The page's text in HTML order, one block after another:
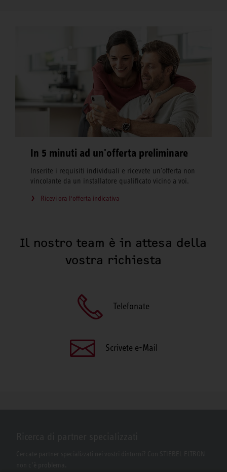
In 5 minuti ad un'offerta preliminare
Inserite i requisiti individuali e ricevete un'offerta non
vincolante da un installatore qualificato vicino a voi.
Ricevi ora l‘offerta indicativa
Il nostro team è in attesa della
vostra richiesta
Telefonate
Scrivete e-Mail